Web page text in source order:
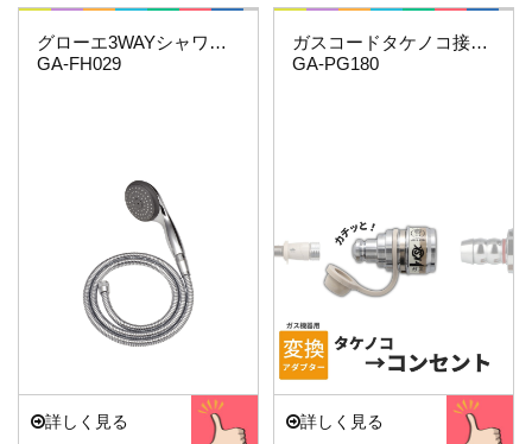
これエエやん
グローエ3WAYシャワーホースセット
GA-FH029
詳しく見る
これエエやん
ガスコードタケノコ接続用(機器側)
GA-PG180
詳しく見る